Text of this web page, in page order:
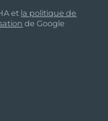
et la politique de
de Google